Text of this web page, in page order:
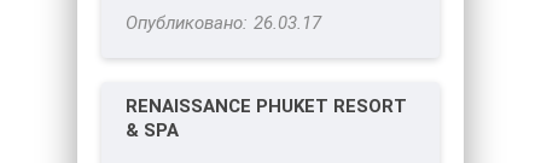
26.03.17
RENAISSANCE PHUKET RESORT
& SPA